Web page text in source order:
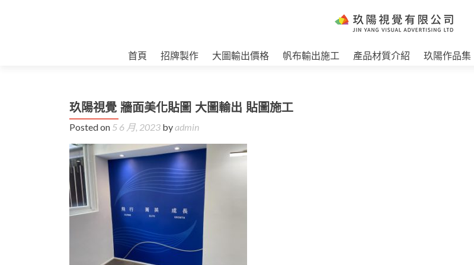
首頁 招牌製作 大圖輸出價格 帆布輸出施工 產品材質介紹 玖陽作品集
玖陽視覺 牆面美化貼圖 大圖輸出 貼圖施工
Posted on 5 6 月, 2023 byadmin